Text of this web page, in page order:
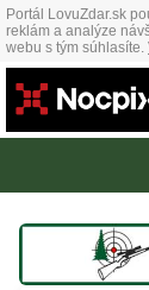
Portál LovuZdar.sk
reklám a analýze
webu s tým súhlasíte.